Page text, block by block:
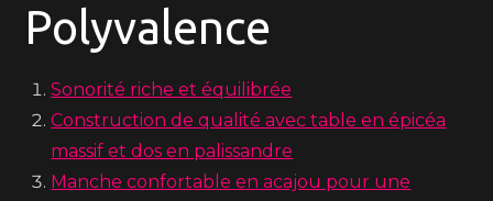
Polyvalence
Sonorité riche et équilibrée
Construction de qualité avec table en épicéa
massif et dos en palissandre
Manche confortable en acajou pour une